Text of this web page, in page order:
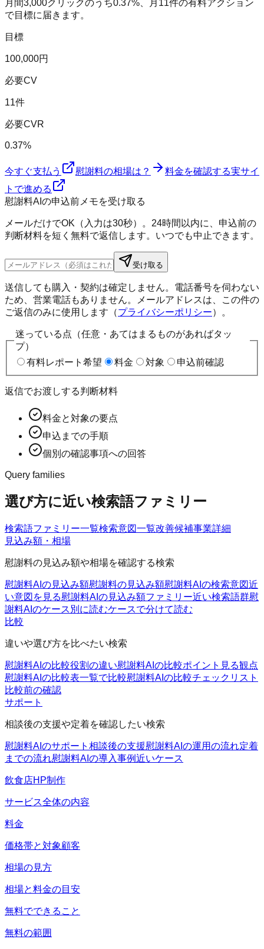
月間3,000クリックのうち0.37%、月 11件の有料アクション
で目標に届きます。
目標
100,000円
必要CV
11件
必要CVR
0.37%
今すぐ支払う 慰謝料の相場は？ 料金を確認する実サイ
トで進める
慰謝料AIの申込前メモを受け取る
メールだけでOK（入力は30秒）。24時間以内に、申込前の
判断材料を短く無料で返信します。いつでも中止できます。
受け取る
送信しても購入・契約は確定しません。電話番号を伺わない
ため、営業電話もありません。メールアドレスは、この件の
ご返信のみに使用します（プライバシーポリシー）。
迷っている点（任意・あてはまるものがあればタッ
プ）
有料レポート希望
料金 対象 申込前確認
返信でお渡しする判断材料
料金と対象の要点
申込までの手順
個別の確認事項への回答
Query families
選び方に近い検索語ファミリー
検索語ファミリー一覧検索意図一覧改善候補事業詳細
見込み額・相場
慰謝料の見込み額や相場を確認する検索
慰謝料AIの見込み額慰謝料の見込み額慰謝料AIの検索意図近
い意図を見る慰謝料AIの見込み額ファミリー近い検索語群慰
謝料AIのケース別に読むケースで分けて読む
比較
違いや選び方を比べたい検索
慰謝料AIの比較役割の違い慰謝料AIの比較ポイント 見る観点
慰謝料AIの比較表一覧で比較慰謝料AIの比較チェックリスト
比較前の確認
サポート
相談後の支援や定着を確認したい検索
慰謝料AIのサポート 相談後の支援慰謝料AIの運用の流れ定着
までの流れ慰謝料AIの導入事例近いケース
飲食店HP制作
サービス全体の内容
料金
価格帯と対象顧客
相場の見方
相場と料金の目安
無料でできること
無料の範囲